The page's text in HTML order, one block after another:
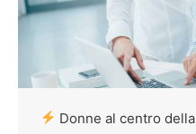
Donne al centro